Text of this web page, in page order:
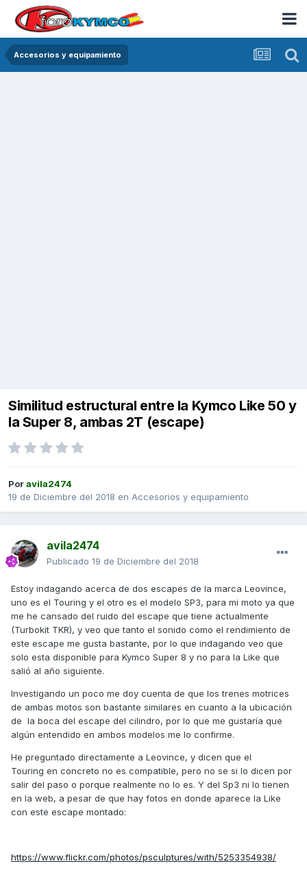
Accesorios y equipamiento
Similitud estructural entre la Kymco Like 50 y
la Super 8, ambas 2T (escape)
Poravila2474
19 de Diciembre del 2018 en Accesorios y equipamiento
avila2474
Publicado 19 de Diciembre del 2018
Estoy indagando acerca de dos escapes de la marca Leovince,
uno es el Touring y el otro es el modelo SP3, para mi moto ya que
me he cansado del ruido del escape que tiene actualmente
(Turbokit TKR), y veo que tanto el sonido como el rendimiento de
este escape me gusta bastante, por lo que indagando veo que
solo esta disponible para Kymco Super 8 y no para la Like que
salió al año siguiente.
Investigando un poco me doy cuenta de que los trenes motrices
de ambas motos son bastante similares en cuanto a la ubicación
de la boca del escape del cilindro, por lo que me gustaría que
algún entendido en ambos modelos me lo confirme.
He preguntado directamente a Leovince, y dicen que el
Touring en concreto no es compatible, pero no se si lo dicen por
salir del paso o porque realmente no lo es. Y del Sp3 ni lo tienen
en la web, a pesar de que hay fotos en donde aparece la Like
con este escape montado:
https://www.flickr.com/photos/psculptures/with/5253354938/